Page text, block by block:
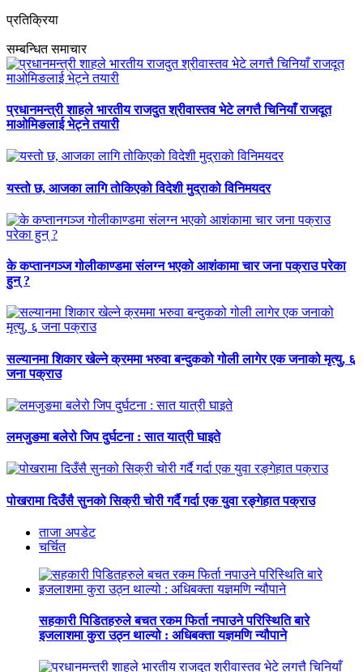
प्रतिक्रिया
सम्बन्धित समाचार
प्रधानमन्त्री शाहले भारतीय राजदुत श्रीवास्तव भेटे लगत्तै चिनियाँ राजदूत
माओमिङलाई भेट्ने तयारी
यस्तो छ, आजका लागि तोकिएको विदेशी मुद्राको विनिमयदर
के कप्तानगञ्ज गोलीकाण्डमा संलग्न भएको आशंकामा चार जना पक्राउ परेका
हुन् ?
सल्यानमा शिकार खेल्ने क्रममा भरुवा बन्दुकको गोली लागेर एक जनाको मृत्यु, ६
जना पक्राउ
लमजुङमा बलेरो जिप दुर्घटना : सात यात्री घाइते
पोखरामा दिउँसै सुनको सिक्री चोरी गर्दै गर्दा एक युवा रङ्गेहात पक्राउ
ताजा अपडेट
चर्चित
सहकारी पिडितहरुले बचत रकम फिर्ता नपाउने परिस्थिति बारे
इजलाशमा कुरा उठ्न थाल्यो : अधिबक्ता यज्ञमणि न्यौपाने